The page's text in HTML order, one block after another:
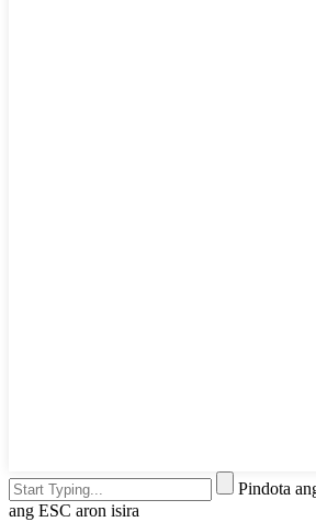
Pindota
ang ESC aron isira